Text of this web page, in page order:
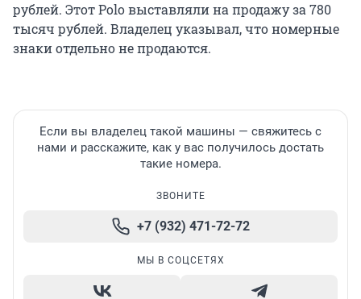
рублей. Этот Polo выставляли на продажу за 780
тысяч рублей. Владелец указывал, что номерные
знаки отдельно не продаются.
Если вы владелец такой машины — свяжитесь с
нами и расскажите, как у вас получилось достать
такие номера.
ЗВОНИТЕ
+7 (932) 471-72-72
МЫ В СОЦСЕТЯХ